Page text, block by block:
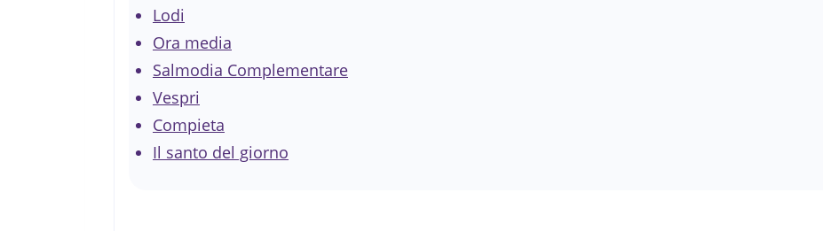
Lodi
Ora media
Salmodia Complementare
Vespri
Compieta
Il santo del giorno